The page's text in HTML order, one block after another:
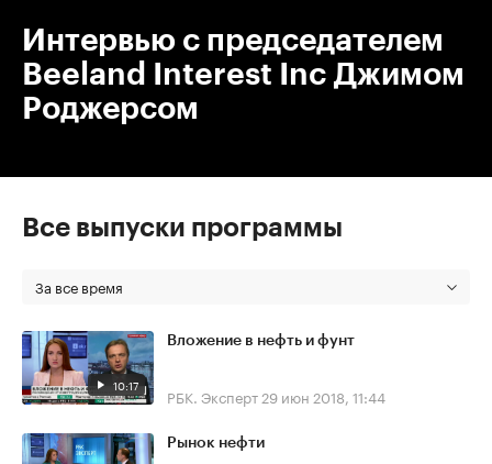
Интервью с председателем
Beeland Interest Inc Джимом
Роджерсом
Все выпуски программы
За все время
10:17
Вложение в нефть и фунт
РБК. Эксперт 29 июн 2018, 11:44
Рынок нефти